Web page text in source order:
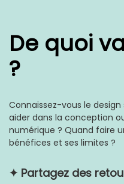
De quoi
?
Connaissez-vous le
aider dans la conception
numérique ? Quand faire
bénéfices et ses limites ?
✦ Partagez des